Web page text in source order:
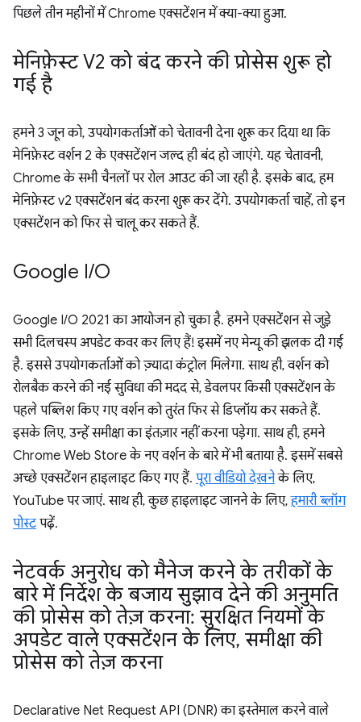
पिछले तीन महीनों में Chrome एक्सटेंशन में क्या-क्या हुआ.
मेनिफ़ेस्ट V2 को बंद करने की प्रोसेस शुरू हो
गई है
हमने 3 जून को, उपयोगकर्ताओं को चेतावनी देना शुरू कर दिया था कि
मेनिफ़ेस्ट वर्शन 2 के एक्सटेंशन जल्द ही बंद हो जाएंगे. यह चेतावनी,
Chrome के सभी चैनलों पर रोल आउट की जा रही है. इसके बाद, हम
मेनिफ़ेस्ट v2 एक्सटेंशन बंद करना शुरू कर देंगे. उपयोगकर्ता चाहें, तो इन
एक्सटेंशन को फिर से चालू कर सकते हैं.
Google I/O
Google I/O 2021 का आयोजन हो चुका है. हमने एक्सटेंशन से जुड़े
सभी दिलचस्प अपडेट कवर कर लिए हैं! इसमें नए मेन्यू की झलक दी गई
है. इससे उपयोगकर्ताओं को ज़्यादा कंट्रोल मिलेगा. साथ ही, वर्शन को
रोलबैक करने की नई सुविधा की मदद से, डेवलपर किसी एक्सटेंशन के
पहले पब्लिश किए गए वर्शन को तुरंत फिर से डिप्लॉय कर सकते हैं.
इसके लिए, उन्हें समीक्षा का इंतज़ार नहीं करना पड़ेगा. साथ ही, हमने
Chrome Web Store के नए वर्शन के बारे में भी बताया है. इसमें सबसे
अच्छे एक्सटेंशन हाइलाइट किए गए हैं. पूरा वीडियो देखनेके लिए,
YouTube पर जाएं. साथ ही, कुछ हाइलाइट जानने के लिए,हमारी ब्लॉग
पोस्टपढ़ें.
नेटवर्क अनुरोध को मैनेज करने के तरीकों के
बारे में निर्देश के बजाय सुझाव देने की अनुमति
की प्रोसेस को तेज़ करना: सुरक्षित नियमों के
अपडेट वाले एक्सटेंशन के लिए, समीक्षा की
प्रोसेस को तेज़ करना
Declarative Net Request API (DNR) का इस्तेमाल करने वाले